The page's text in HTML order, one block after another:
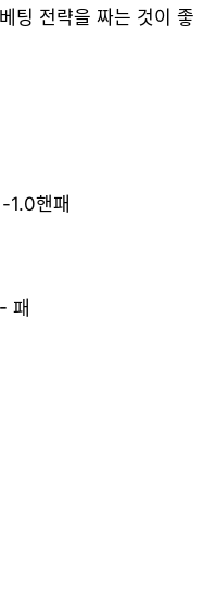
팅 전략을 짜는 것이 좋
1.0핸패
패